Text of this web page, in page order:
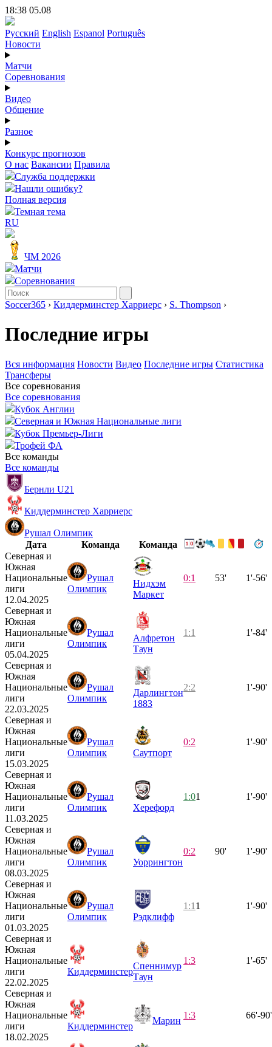
18:38 05.08
Русский English Espanol Português
Новости
Матчи
Соревнования
Видео
Общение
Разное
Конкурс прогнозов
О нас Вакансии Правила
Служба поддержки
Нашли ошибку?
Полная версия
Темная тема
RU
ЧМ 2026
Матчи
Соревнования
Soccer365 › Киддерминстер Харриерс › S. Thompson ›
Последние игры
Вся информация Новости Видео Последние игры Статистика
Трансферы
Все соревнования
Все соревнования
Кубок Англии
Северная и Южная Национальные лиги
Кубок Премьер-Лиги
Трофей ФА
Все команды
Все команды
Бернли U21
Киддерминстер Харриерс
Рушал Олимпик
Дата
Команда
Команда
Северная и
Южная
Национальные
лиги
12.04.2025
Рушал
Олимпик
Нидхэм
Маркет
0:1 53' 1'-56'
Северная и
Южная
Национальные
лиги
05.04.2025
Рушал
Олимпик
Алфретон
Таун
1:1 1'-84'
Северная и
Южная
Национальные
лиги
22.03.2025
Рушал
Олимпик
Дарлингтон
1883
2:2 1'-90'
Северная и
Южная
Национальные
лиги
15.03.2025
Рушал
Олимпик
Саутпорт
0:2 1'-90'
Северная и
Южная
Национальные
лиги
11.03.2025
Рушал
Олимпик
Херефорд
1:01 1'-90'
Северная и
Южная
Национальные
лиги
08.03.2025
Рушал
Олимпик
Уоррингтон
0:2 90' 1'-90'
Северная и
Южная
Национальные
лиги
01.03.2025
Рушал
Олимпик
Рэдклифф
1:1 1 1'-90'
Северная и
Южная
Национальные
лиги
22.02.2025
Киддерминстер
Спеннимур
Таун
1:3 1'-65'
Северная и
Южная
Национальные
лиги
18.02.2025
Киддерминстер
Марин
1:3 66'-90'